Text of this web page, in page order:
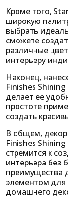
Кроме того,
широкую
выбрать
сможете
различные
интерьеру
Наконец,
Finishes
делает ее
простоте
создать
В общем,
Finishes
стремится к
интерьера без
преимущества
элементом
домашнего